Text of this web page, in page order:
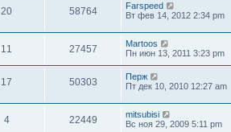
20 58764
Farspeed
Вт фев 14, 2012 2:34 pm
11 27457
Martoos
Пн июн 13, 2011 3:23 pm
17 50303
Перж
Пт дек 10, 2010 12:27 am
4 22449
mitsubisi
Вс ноя 29, 2009 5:11 pm